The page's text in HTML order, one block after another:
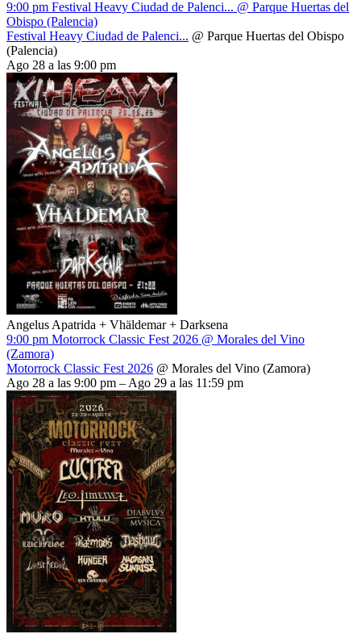
9:00 pm Festival Heavy Ciudad de Palenci... @ Parque Huertas del
Obispo (Palencia)
Festival Heavy Ciudad de Palenci... @ Parque Huertas del Obispo
(Palencia)
Ago 28 a las 9:00 pm
Angelus Apatrida + Vhäldemar + Darksena
9:00 pm Motorrock Classic Fest 2026 @ Morales del Vino
(Zamora)
Motorrock Classic Fest 2026 @ Morales del Vino (Zamora)
Ago 28 a las 9:00 pm – Ago 29 a las 11:59 pm